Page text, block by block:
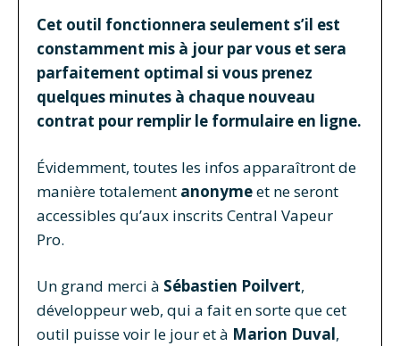
Cet outil fonctionnera seulement s’il est
constamment mis à jour par vous et sera
parfaitement optimal si vous prenez
quelques minutes à chaque nouveau
contrat pour remplir le formulaire en ligne.
Évidemment, toutes les infos apparaîtront de
manière totalement anonymeet ne seront
accessibles qu’aux inscrits Central Vapeur
Pro.
Un grand merci à Sébastien Poilvert,
développeur web, qui a fait en sorte que cet
outil puisse voir le jour et à Marion Duval,